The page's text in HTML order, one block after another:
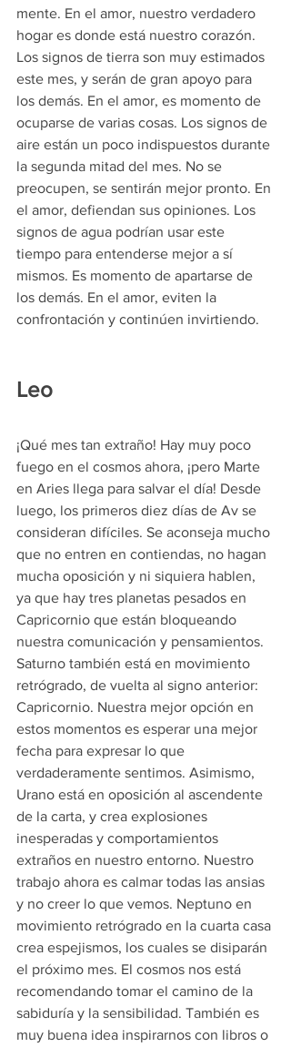
mente. En el amor, nuestro verdadero
hogar es donde está nuestro corazón.
Los signos de tierra son muy estimados
este mes, y serán de gran apoyo para
los demás. En el amor, es momento de
ocuparse de varias cosas. Los signos de
aire están un poco indispuestos durante
la segunda mitad del mes. No se
preocupen, se sentirán mejor pronto. En
el amor, defiendan sus opiniones. Los
signos de agua podrían usar este
tiempo para entenderse mejor a sí
mismos. Es momento de apartarse de
los demás. En el amor, eviten la
confrontación y continúen invirtiendo.
Leo
¡Qué mes tan extraño! Hay muy poco
fuego en el cosmos ahora, ¡pero Marte
en Aries llega para salvar el día! Desde
luego, los primeros diez días de Av se
consideran difíciles. Se aconseja mucho
que no entren en contiendas, no hagan
mucha oposición y ni siquiera hablen,
ya que hay tres planetas pesados en
Capricornio que están bloqueando
nuestra comunicación y pensamientos.
Saturno también está en movimiento
retrógrado, de vuelta al signo anterior:
Capricornio. Nuestra mejor opción en
estos momentos es esperar una mejor
fecha para expresar lo que
verdaderamente sentimos. Asimismo,
Urano está en oposición al ascendente
de la carta, y crea explosiones
inesperadas y comportamientos
extraños en nuestro entorno. Nuestro
trabajo ahora es calmar todas las ansias
y no creer lo que vemos. Neptuno en
movimiento retrógrado en la cuarta casa
crea espejismos, los cuales se disiparán
el próximo mes. El cosmos nos está
recomendando tomar el camino de la
sabiduría y la sensibilidad. También es
muy buena idea inspirarnos con libros o